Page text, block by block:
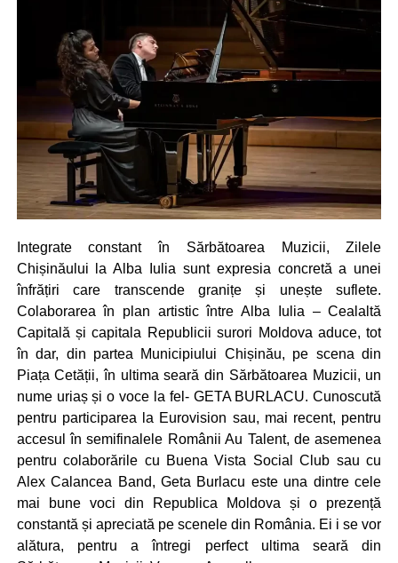
Integrate constant în Sărbătoarea Muzicii, Zilele
Chișinăului la Alba Iulia sunt expresia concretă a unei
înfrățiri care transcende granițe și unește suflete.
Colaborarea în plan artistic între Alba Iulia – Cealaltă
Capitală și capitala Republicii surori Moldova aduce, tot
în dar, din partea Municipiului Chișinău, pe scena din
Piața Cetății, în ultima seară din Sărbătoarea Muzicii, un
nume uriaș și o voce la fel- GETA BURLACU. Cunoscută
pentru participarea la Eurovision sau, mai recent, pentru
accesul în semifinalele Românii Au Talent, de asemenea
pentru colaborările cu Buena Vista Social Club sau cu
Alex Calancea Band, Geta Burlacu este una dintre cele
mai bune voci din Republica Moldova și o prezență
constantă și apreciată pe scenele din România. Ei i se vor
alătura, pentru a întregi perfect ultima seară din